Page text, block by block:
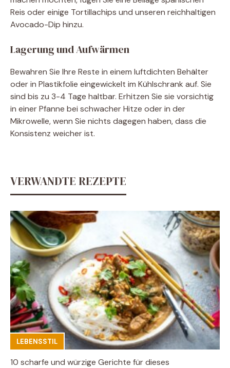
Reis oder einige Tortillachips und unseren reichhaltigen
Avocado-Dip hinzu.
Lagerung und Aufwärmen
Bewahren Sie Ihre Reste in einem luftdichten Behälter
oder in Plastikfolie eingewickelt im Kühlschrank auf. Sie
sind bis zu 3-4 Tage haltbar. Erhitzen Sie sie vorsichtig
in einer Pfanne bei schwacher Hitze oder in der
Mikrowelle, wenn Sie nichts dagegen haben, dass die
Konsistenz weicher ist.
VERWANDTE REZEPTE
LEBENSSTIL
10 scharfe und würzige Gerichte für dieses